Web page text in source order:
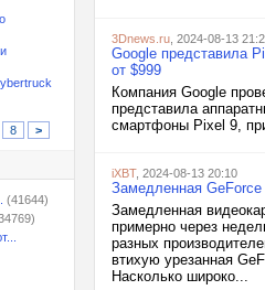
8 >
(41644)
3Dnews.ru , 2024-08-13
Google представила
от $999
Компания Google
представила
смартфоны Pixel 9,
iXBT, 2024-08-13 20:10
Замедленная
Замедленная
примерно через
разных
втихую урезанная
Насколько широко...